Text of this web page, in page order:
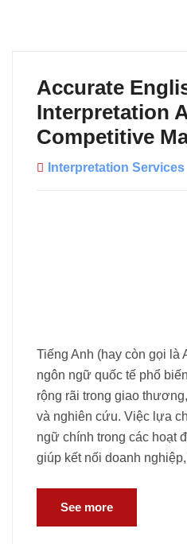
Accurate
Interpretation
Competitive
Interpretation Services
Tiếng Anh (hay còn gọi là
ngôn ngữ quốc tế phổ
rộng rãi trong giao
và nghiên cứu. Việc lựa
ngữ chính trong các hoạt
giúp kết nối doanh
See more